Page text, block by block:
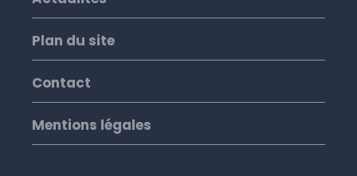
Plan du site
Contact
Mentions légales